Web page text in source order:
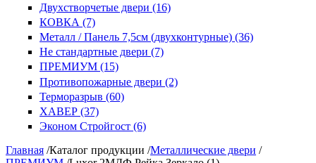
Двухстворчетые двери (16)
КОВКА (7)
Металл / Панель 7,5см (двухконтурные) (36)
Не стандартные двери (7)
ПРЕМИУМ (15)
Противопожарные двери (2)
Терморазрыв (60)
ХАВЕР (37)
Эконом Стройгост (6)
Главная /Каталог продукции /Металлические двери /